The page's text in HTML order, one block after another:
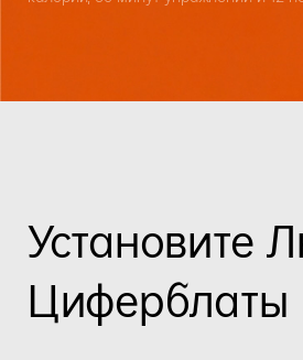
Установите
Циферблаты